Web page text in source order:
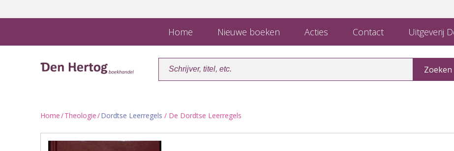
Home Nieuwe boeken Acties Contact Uitgeverij
Home/Theologie/Dordtse Leerregels / De Dordtse Leerregels